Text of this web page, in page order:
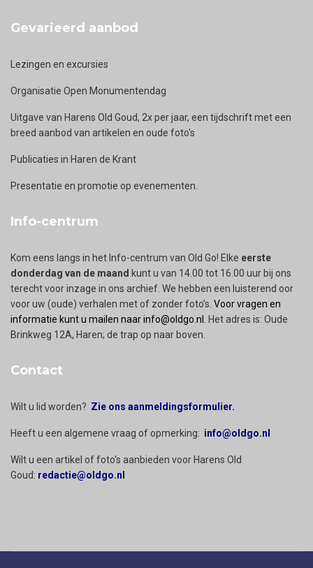
Gevarieerd aanbod
Lezingen en excursies
Organisatie Open Monumentendag
Uitgave van Harens Old Goud, 2x per jaar, een tijdschrift met een
breed aanbod van artikelen en oude foto's
Publicaties in Haren de Krant
Presentatie en promotie op evenementen.
Info-centrum
Kom eens langs in het Info-centrum van Old Go! Elke eerste
donderdag van de maand kunt u van 14.00 tot 16.00 uur bij ons
terecht voor inzage in ons archief. We hebben een luisterend oor
voor uw (oude) verhalen met of zonder foto’s. Voor vragen en
informatie kunt u mailen naar info@oldgo.nl
. Het adres is: Oude
Brinkweg 12A, Haren; de trap op naar boven.
Contact
Wilt u lid worden? Zie ons aanmeldingsformulier.
Heeft u een algemene vraag of opmerking: info@oldgo.nl
Wilt u een artikel of foto's aanbieden voor Harens Old
Goud: redactie@oldgo.nl